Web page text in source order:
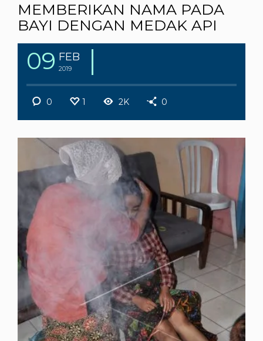
MEMBERIKAN NAMA PADA
BAYI DENGAN MEDAK API
09 FEB
2019
0 1 2K 0